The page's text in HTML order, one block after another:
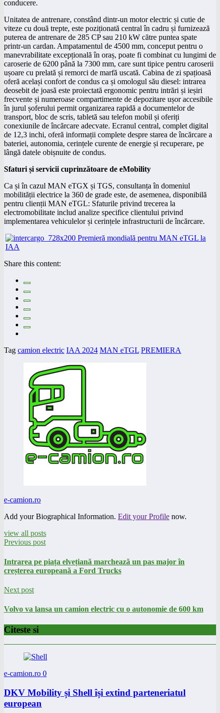
conducere.
Unitatea de antrenare, constând dintr-un motor electric și cutie de
viteze cu două trepte, este poziționată central în cadru și furnizează
puterea de antrenare de 285 CP sau 210 kW către puntea spate
printr-un cardan. Ampatamentul de 4500 mm, conceput pentru o
manevrabilitate excepțională în oraș, poate fi combinat cu lungimi de
caroserie de 6200 până la 7300 mm, care sunt tipice pentru caroserii
ușoare cu prelată și remorci de marfă uscată. Cabina de zi spațioasă
oferă același confort de condus ca și omologul său diesel: intrarea
deosebit de joasă este proiectată ergonomic pentru intrări și ieșiri
frecvente și numeroase compartimente de depozitare ușor accesibile
în jurul șoferului permit organizarea rapidă a documentelor de
transport, bloc de scris, tabletă sau telefon mobil și oferiți
conexiunile de încărcare adecvate. Ecranul central, complet digital
de 12,3 inchi, oferă informații complete despre starea de încărcare a
bateriei, autonomia, cerințele curente de energie și recuperare, pe
lângă datele obișnuite de condus.
Sfaturi și servicii cuprinzătoare de eMobility
Ca și în cazul MAN eTGX și TGS, consultanța în domeniul
mobilității electrice la 360 de grade este, de asemenea, disponibilă
pentru clienții MAN eTGL: Sfaturile privind trecerea la
electromobilitate includ analize specifice clientului privind
implementarea vehiculelor și cerințele infrastructurii de încărcare.
Share this content:
Tag camion electric IAA 2024 MAN eTGL PREMIERA
e-camion.ro
Add your Biographical Information. Edit your Profile now.
view all posts
Previous post
Intrarea pe piața elvețiană marchează un pas major în
creșterea europeană a Ford Trucks
Next post
Volvo va lansa un camion electric cu o autonomie de 600 km
Citeste si
e-camion.ro 0
DKV Mobility și Shell își extind parteneriatul
european